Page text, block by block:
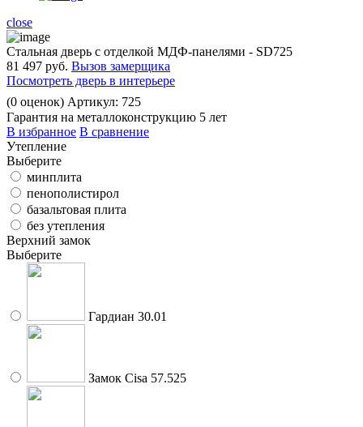
close
Стальная дверь с отделкой МДФ-панелями - SD725
81 497 руб. Вызов замерщика
Посмотреть дверь в интерьере
(0 оценок) Артикул: 725
Гарантия на металлоконструкцию 5 лет
В избранное В сравнение
Утепление
Выберите
минплита
пенополистирол
базальтовая плита
без утепления
Верхний замок
Выберите
Гардиан 30.01
Замок Cisa 57.525